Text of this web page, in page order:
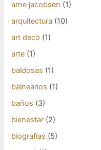
arne jacobsen (1)
arquitectura (10)
art decò (1)
arte (1)
baldosas (1)
balnearios (1)
baños (3)
bienestar (2)
biografías (5)